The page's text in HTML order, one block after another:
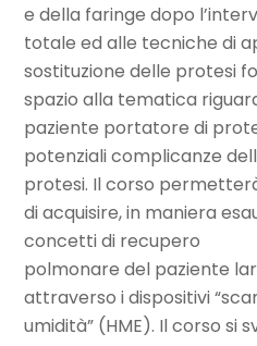
e della faringe dopo
totale ed alle tecniche di
sostituzione delle protesi
spazio alla tematica
paziente portatore di
potenziali complicanze
protesi. Il corso
di acquisire, in maniera
concetti di recupero
polmonare del paziente
attraverso i dispositivi
umidità” (HME). Il corso si